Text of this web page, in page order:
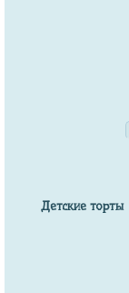
Детские торты